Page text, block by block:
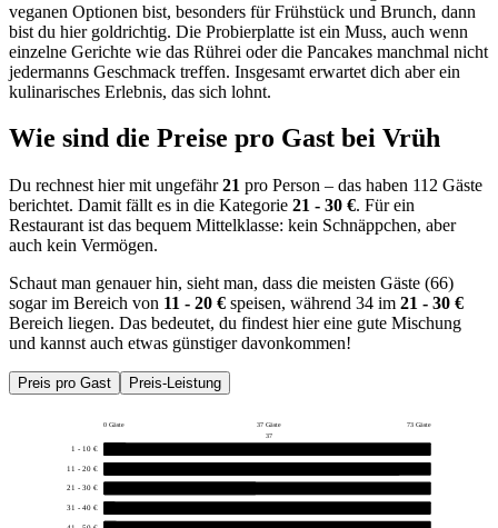
veganen Optionen bist, besonders für Frühstück und Brunch, dann
bist du hier goldrichtig. Die Probierplatte ist ein Muss, auch wenn
einzelne Gerichte wie das Rührei oder die Pancakes manchmal nicht
jedermanns Geschmack treffen. Insgesamt erwartet dich aber ein
kulinarisches Erlebnis, das sich lohnt.
Wie sind die Preise pro Gast bei Vrüh
Du rechnest hier mit ungefähr21 pro Person – das haben 112 Gäste
berichtet. Damit fällt es in die Kategorie 21 - 30 €. Für ein
Restaurant ist das bequem Mittelklasse: kein Schnäppchen, aber
auch kein Vermögen.
Schaut man genauer hin, sieht man, dass die meisten Gäste (66)
sogar im Bereich von 11 - 20 € speisen, während 34 im 21 - 30 €
Bereich liegen. Das bedeutet, du findest hier eine gute Mischung
und kannst auch etwas günstiger davonkommen!
Preis pro Gast Preis-Leistung
0 Gäste 37 Gäste
73 Gäste
37
1 - 10 €
11 - 20 €
21 - 30 €
31 - 40 €